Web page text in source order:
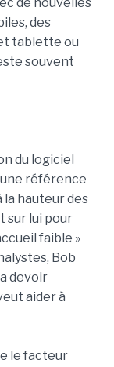
de nouvelles
des
tablette ou
souvent
du logiciel
référence
la hauteur des
sur lui pour
faible »
Bob
devoir
aider à
le facteur